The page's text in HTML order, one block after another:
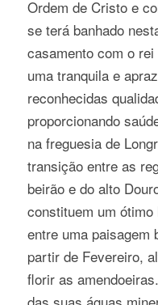
Ordem de Cristo e
se terá banhado
casamento com o
uma tranquila e
reconhecidas
proporcionando
na freguesia de
transição entre as
beirão e do alto
constituem um
entre uma paisagem
partir de Fevereiro,
florir as